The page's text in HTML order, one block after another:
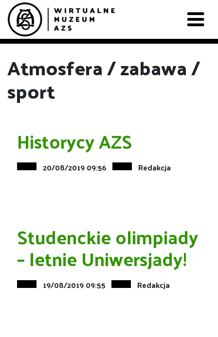
Atmosfera / zabawa /
sport
Historycy AZS
20/08/2019 09:56 Redakcja
Studenckie olimpiady
– letnie Uniwersjady!
19/08/2019 09:55 Redakcja